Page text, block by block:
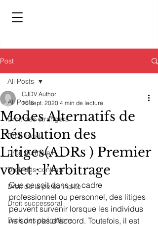
Post
All Posts
Droit des étrangers
Droit fiscal
Droit du travail
Droit des contrats
Droit de la personnalité
Droit successoral
Droit des obligations
All Posts
Modes Alternatifs de
Résolution des
Litiges(ADRs ) Premier
volet : l’Arbitrage
CJDV Author
10 sept. 2020 4 min de lecture
Que ce soit dans un cadre
professionnel ou personnel, des litiges
peuvent survenir lorsque les individus
ne sont pas d'accord. Toutefois, il est